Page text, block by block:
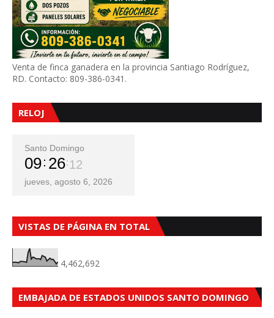
Venta de finca ganadera en la provincia Santiago Rodríguez,
RD. Contacto: 809-386-0341.
RELOJ
Santo Domingo
09 26 14
jueves, agosto 6, 2026
VISTAS DE PÁGINA EN TOTAL
4,462,692
EMBAJADA DE ESTADOS UNIDOS SANTO DOMINGO